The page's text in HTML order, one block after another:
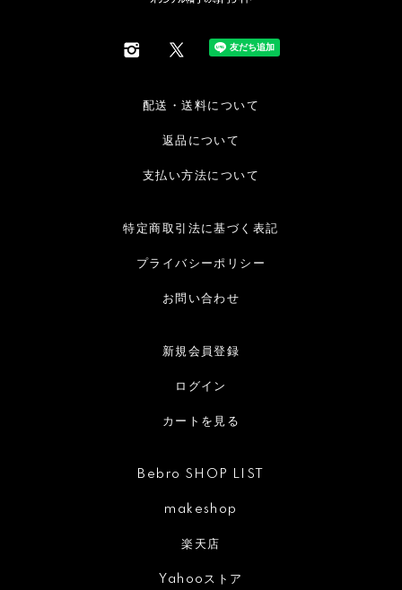
配送・送料について
返品について
支払い方法について
特定商取引法に基づく表記
プライバシーポリシー
お問い合わせ
新規会員登録
ログイン
カートを見る
Bebro SHOP LIST
makeshop
楽天店
Yahooストア